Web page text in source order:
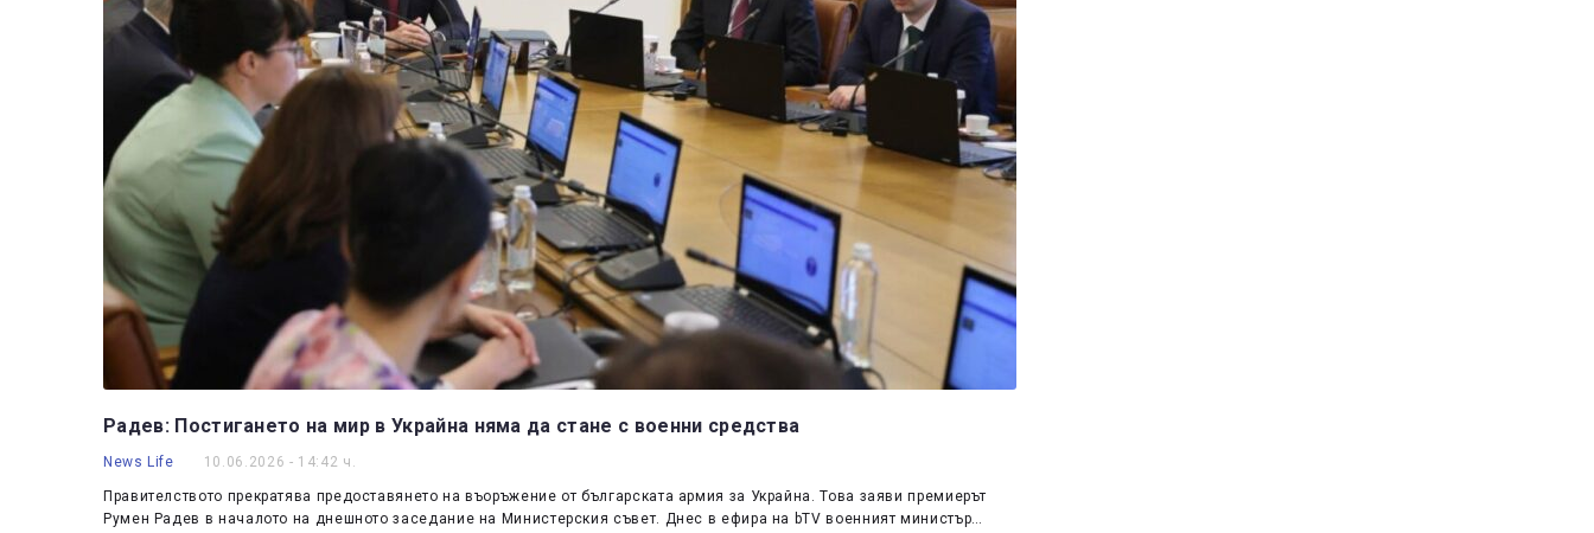
Радев: Постигането на мир в Украйна няма да стане с военни средства
News Life 10.06.2026 - 14:42 ч.
Правителството прекратява предоставянето на въоръжение от българската армия за Украйна. Това заяви премиерът
Румен Радев в началото на днешното заседание на Министерския съвет. Днес в ефира на bTV военният министър…